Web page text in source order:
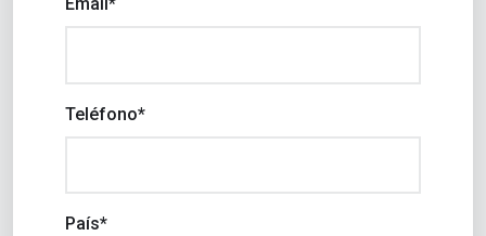
Teléfono*
País*